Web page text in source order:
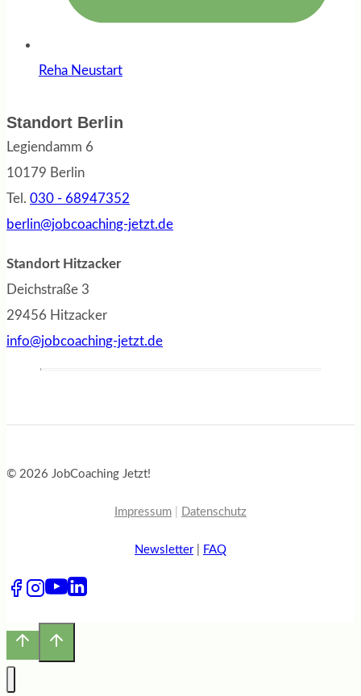
Reha Neustart
Standort Berlin
Legiendamm 6
10179 Berlin
Tel. 030 - 68947352
berlin@jobcoaching-jetzt.de
Standort Hitzacker
Deichstraße 3
29456 Hitzacker
info@jobcoaching-jetzt.de
© 2026 JobCoaching Jetzt!
Impressum Datenschutz
Newsletter| FAQ